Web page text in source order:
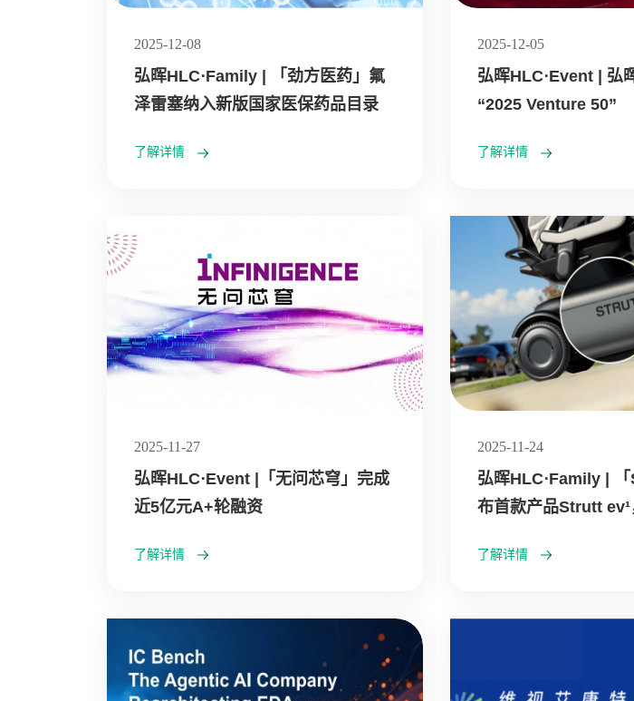
2025-12-08
弘晖HLC⋅Family | 「劲方医药」氟
泽雷塞纳入新版国家医保药品目录
了解详情
2025-12-05
弘晖HLC⋅Event | 弘
“2025 Venture 50”
了解详情
2025-11-27
弘晖HLC⋅Event |「无问芯穹」完成
近5亿元A+轮融资
了解详情
2025-11-24
弘晖HLC⋅Family |
布首款产品Strutt ev¹
了解详情